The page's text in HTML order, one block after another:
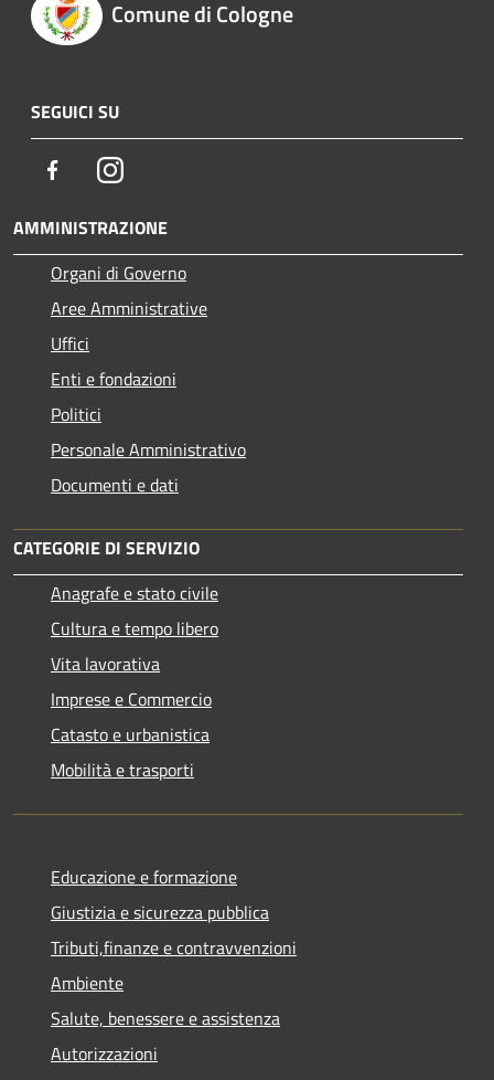
Comune di Cologne
SEGUICI SU
FacebookInstagram
AMMINISTRAZIONE
Organi di Governo
Aree Amministrative
Uffici
Enti e fondazioni
Politici
Personale Amministrativo
Documenti e dati
CATEGORIE DI SERVIZIO
Anagrafe e stato civile
Cultura e tempo libero
Vita lavorativa
Imprese e Commercio
Catasto e urbanistica
Mobilità e trasporti
Educazione e formazione
Giustizia e sicurezza pubblica
Tributi,finanze e contravvenzioni
Ambiente
Salute, benessere e assistenza
Autorizzazioni